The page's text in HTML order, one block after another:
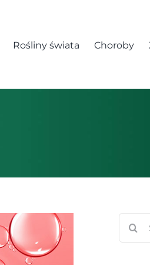
Rośliny świata Choroby